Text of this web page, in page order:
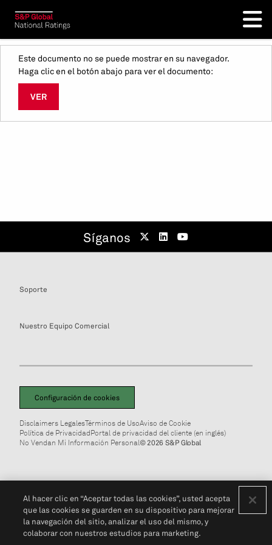
Este documento no se puede mostrar en su navegador.
Haga clic en el botón abajo para ver el documento:
VER
Síganos
Soporte
Nuestro Equipo Comercial
Configuración de cookies
Disclaimers LegalesTérminos de UsoAviso de Cookie
Política de PrivacidadPortal de privacidad del cliente (en inglés)
No Vendan Mi Información Personal© 2026 S&P Global
Al hacer clic en “Aceptar todas las cookies”, usted acepta
que las cookies se guarden en su dispositivo para mejorar
la navegación del sitio, analizar el uso del mismo, y
colaborar con nuestros estudios para marketing.